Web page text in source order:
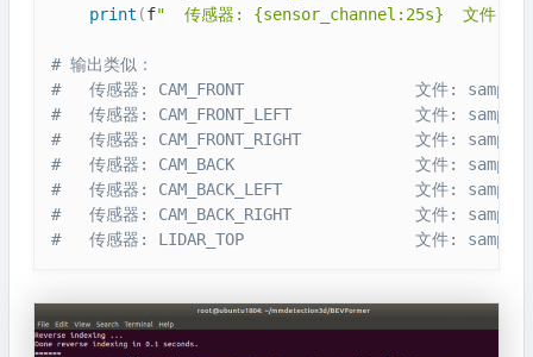
print (f"  传感器: {sensor_channel:25s}  文件:
# 输出类似：
#   传感器: CAM_FRONT                  文件: samples/
#   传感器: CAM_FRONT_LEFT             文件: samples/
#   传感器: CAM_FRONT_RIGHT            文件: samples/
#   传感器: CAM_BACK                   文件: samples/
#   传感器: CAM_BACK_LEFT              文件: samples/
#   传感器: CAM_BACK_RIGHT             文件: samples/
#   传感器: LIDAR_TOP                  文件: samples/